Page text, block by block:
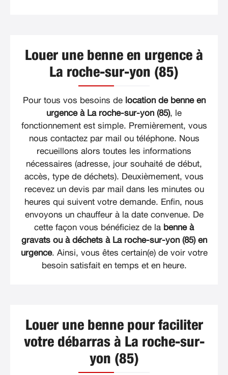
Louer une benne en urgence à
La roche-sur-yon (85)
Pour tous vos besoins de location de benne en
urgence à La roche-sur-yon (85), le
fonctionnement est simple. Premièrement, vous
nous contactez par mail ou téléphone. Nous
recueillons alors toutes les informations
nécessaires (adresse, jour souhaité de début,
accès, type de déchets). Deuxièmement, vous
recevez un devis par mail dans les minutes ou
heures qui suivent votre demande. Enfin, nous
envoyons un chauffeur à la date convenue. De
cette façon vous bénéficiez de la benne à
gravats ou à déchets à La roche-sur-yon (85) en
urgence. Ainsi, vous êtes certain(e) de voir votre
besoin satisfait en temps et en heure.
Louer une benne pour faciliter
votre débarras à La roche-sur-
yon (85)